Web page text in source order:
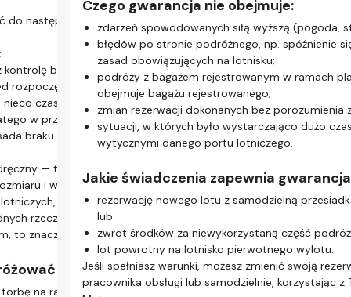
Na tej stronie
Co to jest lot z samodzielną przesiadką?
Na czym polega samodzielna przesiadka
Loty z samodzielną przesiadką – Twój
przewodnik
Co oznacza podróż z samodzielną przesiadką?
Nasza Gwarancja z tytułu samodzielnej
przesiadki
Masz problemy z samodzielną przesiadką?
Nasza obsługa klienta chętnie Ci pomoże.
Bądź na bieżąco, korzystając z aplikacji Mytrip
Najczęściej zadawane pytania
jest niezbędna w przypadku lotów z
podręcznym? Odprawa online oszczędza czas.
więc możesz szybko przejść kontrolę
do bramki na czas.
na wybór miejsc online, dzięki czemu lot z
jest bardziej komfortowy.
podróż z samodzielną przesiadką:
odprawy, aby zarządzać wszystkimi lotami, zyskać
i otrzymywać aktualizacje w czasie
do następnego terminalu (czasami skorzystać z
bezpieczeństwa;
rozpoczęciem wchodzenia na pokład.
czasu, a linie lotnicze nie będą czekać na bagaż
w przypadku tras z szybką samodzielną
braku bagażu rejestrowanego.
— to jedyny sposób na szybką przesiadkę.
i wagi bagażu podręcznego obowiązujące w
ponieważ mogą się one różnić.
rzeczy — jeśli nie możesz zmieścić torby w
to znaczy, że jest za duża na tę podróż.
z lekkim bagażem:
na ramię do spakowania dodatkowych
Czego gwarancja nie obejmuje:
zdarzeń spowodowanych siłą wyższą (pogoda,
błędów po stronie podróżnego, np. spóźnienie
zasad obowiązujących na lotnisku;
podróży z bagażem rejestrowanym w ramach
obejmuje bagażu rejestrowanego;
zmian rezerwacji dokonanych bez porozumienia
sytuacji, w których było wystarczająco dużo
wytycznymi danego portu lotniczego.
Jakie świadczenia zapewnia
rezerwację nowego lotu z samodzielną
lub
zwrot środków za niewykorzystaną część
lot powrotny na lotnisko pierwotnego wylotu.
Jeśli spełniasz warunki, możesz zmienić swoją
pracownika obsługi lub samodzielnie, korzystając